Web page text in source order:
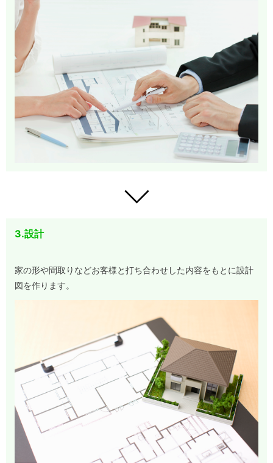
3.設計
家の形や間取りなどお客様と打ち合わせした内容をもとに設計
図を作ります。